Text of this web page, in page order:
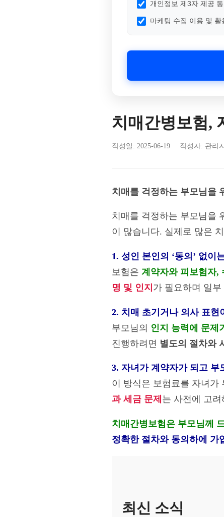
개인정보 제3자 제공 동
마케팅 수집 이용 및 활
치매간병보험,
작성일: 2025-06-19 작성자: 관리
치매를 걱정하는 부모님을
치매를 걱정하는 부모님을
이 많습니다. 실제로 많은
1. 성인 본인의 ‘동의’ 없이
보험은 계약자와 피보험자,
명 및 인지 가 필요하며 일부
2. 치매 초기거나 의사 표현
부모님의 인지 능력에 문제
진행하려면 별도의 절차와
3. 자녀가 계약자가 되고 부
이 방식은 보험료를 자녀가
과 세금 문제 는 사전에 고
치매간병보험은 부모님께
정확한 절차와 동의하에 가
최신 소식